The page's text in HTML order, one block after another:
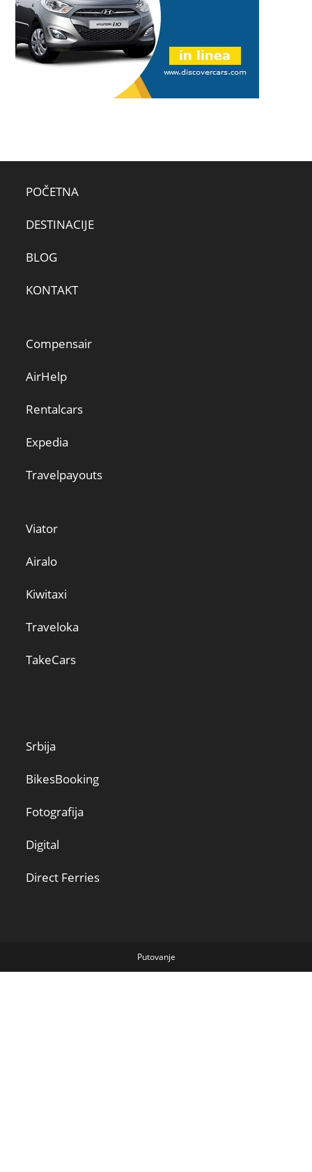
POČETNA
DESTINACIJE
BLOG
KONTAKT
Compensair
AirHelp
Rentalcars
Expedia
Travelpayouts
Viator
Airalo
Kiwitaxi
Traveloka
TakeCars
Srbija
BikesBooking
Fotografija
Digital
Direct Ferries
Putovanje